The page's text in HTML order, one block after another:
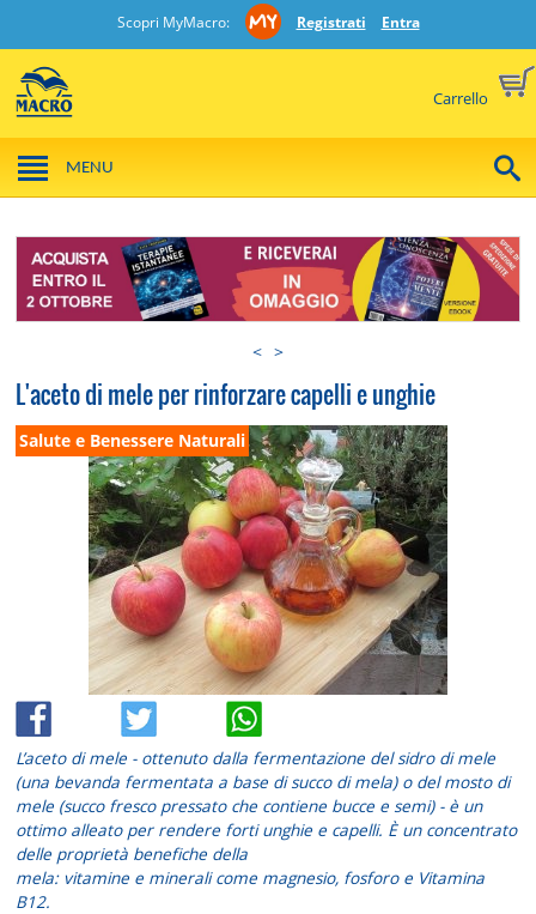
Scopri MyMacro: Registrati Entra
Carrello
MENU
< >
L'aceto di mele per rinforzare capelli e unghie
Salute e Benessere Naturali
L’aceto di mele - ottenuto dalla fermentazione del sidro di mele
(una bevanda fermentata a base di succo di mela) o del mosto di
mele (succo fresco pressato che contiene bucce e semi) - è un
ottimo alleato per rendere forti unghie e capelli. È un concentrato
delle proprietà benefiche della
mela: vitamine e minerali come magnesio, fosforo e Vitamina
B12.